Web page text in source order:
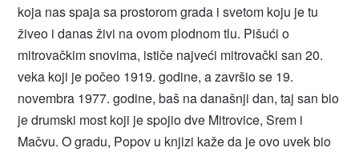
koja nas spaja sa prostorom grada i svetom koju je tu
živeo i danas živi na ovom plodnom tlu. Pišući o
mitrovačkim snovima, ističe najveći mitrovački san 20.
veka koji je počeo 1919. godine, a završio se 19.
novembra 1977. godine, baš na današnji dan, taj san bio
je drumski most koji je spojio dve Mitrovice, Srem i
Mačvu. O gradu, Popov u knjizi kaže da je ovo uvek bio